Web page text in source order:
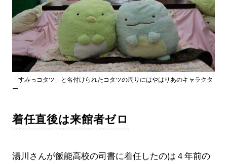
「すみっコタツ」と名付けられたコタツの周りにはやはりあのキャラクタ
ー
着任直後は来館者ゼロ
湯川さんが飯能高校の司書に着任したのは４年前の